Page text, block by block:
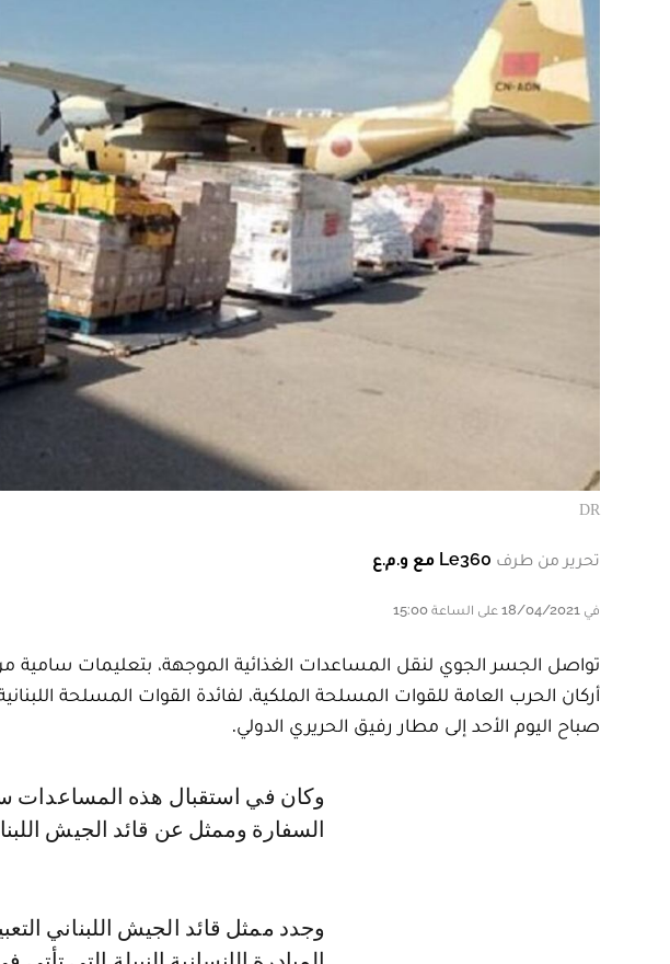
DR
تحرير من طرف Le360 مع و.م.ع
في 18/04/2021 على الساعة 15:00
تواصل الجسر الجوي لنقل المساعدات الغذائية الموجهة، بتعليمات سامية
أركان الحرب العامة للقوات المسلحة الملكية، لفائدة القوات المسلحة
صباح اليوم الأحد إلى مطار رفيق الحريري الدولي.
وكان في استقبال هذه المساعدات سفير المغرب بلبنان امحمد كرين، وأعضاء
السفارة وممثل عن قائد الجيش
وجدد ممثل قائد الجيش اللبناني